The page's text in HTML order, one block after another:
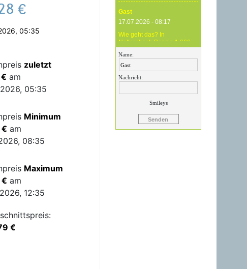
€
05:35
zuletzt
am
05:35
Minimum
€ am
08:35
Maximum
€ am
12:35
€
Gast
17.07.2026 - 08:17
Wie geht das? In
Natternbach Benzin 1,666
Benzin 1,819 - das ist
Betrug !
17.07.2026 - 07:05
Märchenstunde :-) Vorort nix
zu sehen !
Name:
Nachricht:
Smileys